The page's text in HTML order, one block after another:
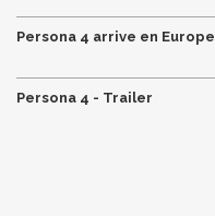
Persona 4 arrive en Europe
Persona 4 - Trailer